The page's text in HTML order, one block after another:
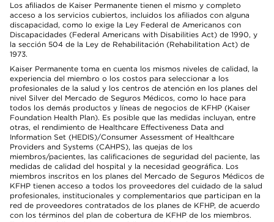
Los afiliados de Kaiser Permanente tienen el mismo y completo
acceso a los servicios cubiertos, incluidos los afiliados con alguna
discapacidad, como lo exige la Ley Federal de Americanos con
Discapacidades (Federal Americans with Disabilities Act) de 1990, y
la sección 504 de la Ley de Rehabilitación (Rehabilitation Act) de
1973.
Kaiser Permanente toma en cuenta los mismos niveles de calidad, la
experiencia del miembro o los costos para seleccionar a los
profesionales de la salud y los centros de atención en los planes del
nivel Silver del Mercado de Seguros Médicos, como lo hace para
todos los demás productos y líneas de negocios de KFHP (Kaiser
Foundation Health Plan). Es posible que las medidas incluyan, entre
otras, el rendimiento de Healthcare Effectiveness Data and
Information Set (HEDIS)/Consumer Assessment of Healthcare
Providers and Systems (CAHPS), las quejas de los
miembros/pacientes, las calificaciones de seguridad del paciente, las
medidas de calidad del hospital y la necesidad geográfica. Los
miembros inscritos en los planes del Mercado de Seguros Médicos de
KFHP tienen acceso a todos los proveedores del cuidado de la salud
profesionales, institucionales y complementarios que participan en la
red de proveedores contratados de los planes de KFHP, de acuerdo
con los términos del plan de cobertura de KFHP de los miembros.